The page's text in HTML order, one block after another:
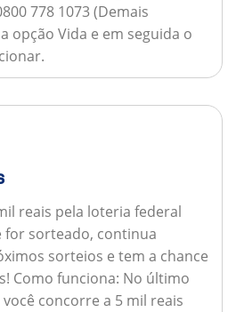
778 1073 (Demais
opção Vida e em seguida o
reais pela loteria federal
for sorteado, continua
sorteios e tem a chance
Como funciona: No último
concorre a 5 mil reais